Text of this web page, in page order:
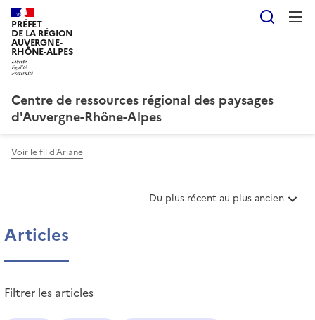
PRÉFET
DE LA RÉGION
AUVERGNE-
RHÔNE-ALPES
Centre de ressources régional des paysages
d'Auvergne-Rhône-Alpes
Voir le fil d'Ariane
T
Du plus récent au plus ancien
Articles
Filtrer les articles